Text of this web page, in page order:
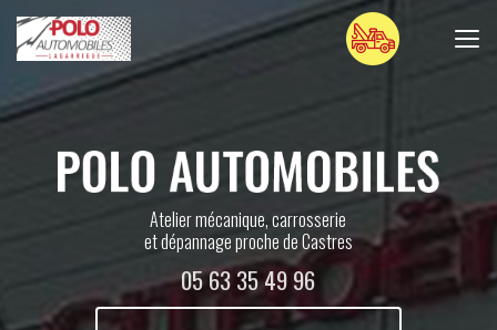
au
contenu
Atelier mécanique, carrosserie
et dépannage proche de Castres
05 63 35 49 96